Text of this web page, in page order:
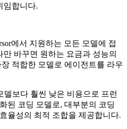
임합니다.
에서 지원하는 모든 모델에 접
바꾸면 원하는 요금과 성능의
적합한 모델로 에이전트를 라우
델보다 훨씬 낮은 비용으로 프런
된 코딩 모델로, 대부분의 코딩
율성의 최적 조합을 제공합니다.